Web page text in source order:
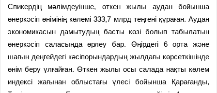
Спикердің мәлімдеуінше, өткен жылы аудан бойынша
өнеркәсіп өнімінің көлемі 333,7 млрд теңгені құраған. Аудан
экономикасын дамытудың басты көзі болып табылатын
өнеркәсіп саласында өрлеу бар. Өңірдегі 6 орта және
шағын деңгейдегі кәсіпорындардың жылдағы көрсеткішінде
өнім беру ұлғайған. Өткен жылы осы салада нақты көлем
индексі жағынан облыстағы үлесі бойынша Қарағанды,